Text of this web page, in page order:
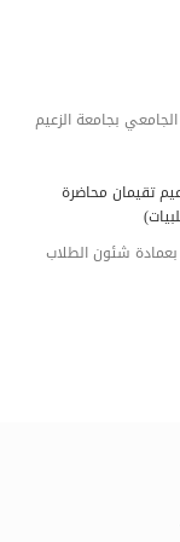
بجامعة الزعيم
تقيمان محاضرة
شئون الطلاب